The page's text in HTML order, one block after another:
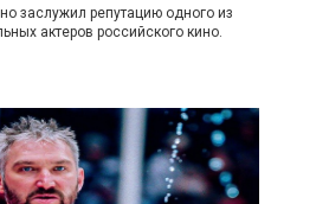
заслужил репутацию одного из
актеров российского кино.